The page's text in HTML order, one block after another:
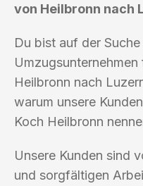
von Heilbronn nach
Du bist auf der
Heilbronn nach
warum unsere
Koch Heilbronn
Unsere Kunden sind
und sorgfältigen